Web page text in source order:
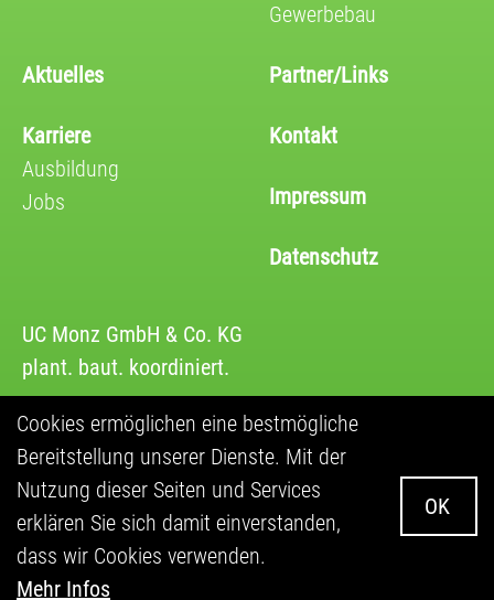
Cookies ermöglichen eine bestmögliche
Bereitstellung unserer Dienste. Mit der
Nutzung dieser Seiten und Services
erklären Sie sich damit einverstanden,
dass wir Cookies verwenden.
Mehr Infos
OK
Gewerbebau
Aktuelles
Karriere
Ausbildung
Jobs
Partner/Links
Kontakt
Impressum
Datenschutz
UC Monz GmbH & Co. KG
plant. baut. koordiniert.
Kornstraße 11
89522 Heidenheim
T +49 7321 9539-13